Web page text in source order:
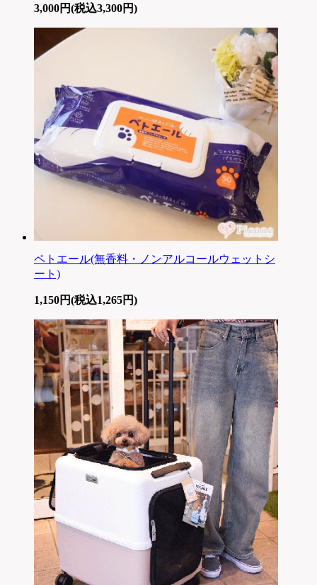
3,000円(税込3,300円)
ペトエール(無香料・ノンアルコールウェットシ
ート)
1,150円(税込1,265円)